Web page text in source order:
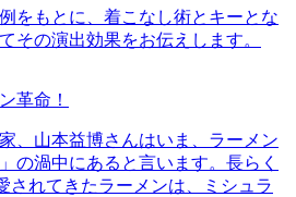
をもとに、着こなし術とキーとな
その演出効果をお伝えします。
革命！
、山本益博さんはいま、ラーメン
の渦中にあると言います。長らく
されてきたラーメンは、ミシュラ